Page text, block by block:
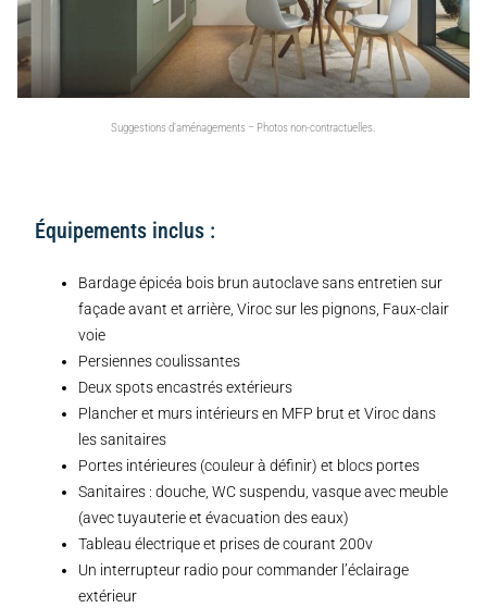
Suggestions d’aménagements – Photos non-contractuelles.
Équipements inclus :
Bardage épicéa bois brun autoclave sans entretien sur
façade avant et arrière, Viroc sur les pignons, Faux-clair
voie
Persiennes coulissantes
Deux spots encastrés extérieurs
Plancher et murs intérieurs en MFP brut et Viroc dans
les sanitaires
Portes intérieures (couleur à définir) et blocs portes
Sanitaires : douche, WC suspendu, vasque avec meuble
(avec tuyauterie et évacuation des eaux)
Tableau électrique et prises de courant 200v
Un interrupteur radio pour commander l’éclairage
extérieur